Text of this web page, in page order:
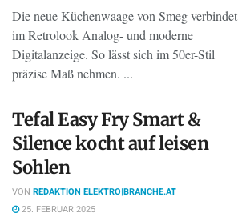
Die neue Küchenwaage von Smeg verbindet
im Retrolook Analog- und moderne
Digitalanzeige. So lässt sich im 50er-Stil
präzise Maß nehmen. ...
Tefal Easy Fry Smart &
Silence kocht auf leisen
Sohlen
VON REDAKTION ELEKTRO|BRANCHE.AT
25. FEBRUAR 2025